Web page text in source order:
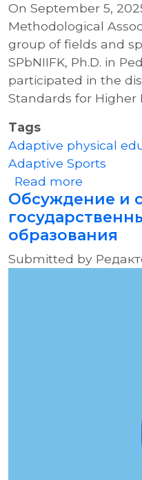
On September 5,
Methodological
group of fields and
SPbNIIFK, Ph.D. in
participated in the
Standards for Higher
Tags
Adaptive physical
Adaptive Sports
Read moreabout
Обсуждение и
образования
Submitted by